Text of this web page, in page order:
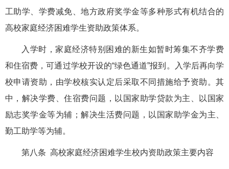
工助学、学费减免、地方政府奖学金等多种形式有机结合的
高校家庭经济困难学生资助政策体系。
入学时，家庭经济特别困难的新生如暂时筹集不齐学费
和住宿费，可通过学校开设的“绿色通道”报到。入学后再向学
校申请资助，由学校核实认定后采取不同措施给予资助。其
中，解决学费、住宿费问题，以国家助学贷款为主、以国家
励志奖学金等为辅；解决生活费问题，以国家助学金为主、
勤工助学等为辅。
第八条 高校家庭经济困难学生校内资助政策主要内容